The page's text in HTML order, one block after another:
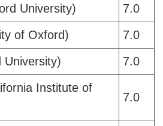
University)
7.0
of Oxford)
7.0
University)
7.0
Institute of
7.0